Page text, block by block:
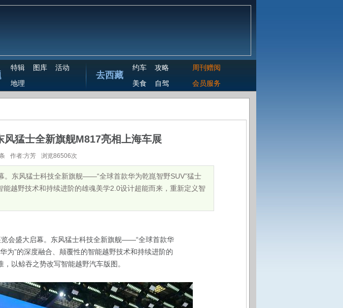
特辑 图库
活动
地理
去西藏
约车
攻略
美食
自驾
周刊赠阅
会员服务
猛士全新旗舰M817亮相上海车展
作者:方芳 浏览86506次
东风猛士科技全新旗舰——“全球首款华为乾崑智野SUV”猛士
越野技术和持续进阶的雄魂美学2.0设计超能而来，重新定义智
会盛大启幕。东风猛士科技全新旗舰——“全球首款华
为”的深度融合、颠覆性的智能越野技术和持续进阶的
以鲸吞之势改写智能越野汽车版图。